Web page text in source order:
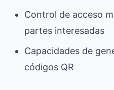
Control de acceso
partes interesadas
Capacidades de
códigos QR